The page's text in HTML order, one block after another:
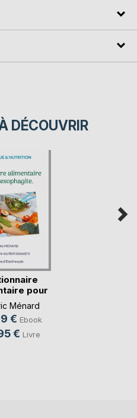
DÉCOUVRIR
pour
Ménard
€ Ebook
€ Livre